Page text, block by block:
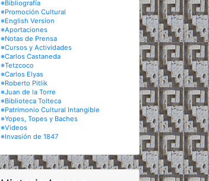
※Bibliografía
※Promoción Cultural
※English Version
※Aportaciones
※Notas de Prensa
※Cursos y Actividades
※Carlos Castaneda
※Tetzcoco
※Carlos Elyas
※Roberto Pitlik
※Juan de la Torre
※Biblioteca Tolteca
※Patrimonio Cultural Intangible
※Yopes, Topes y Baches
※Videos
※Invasión de 1847